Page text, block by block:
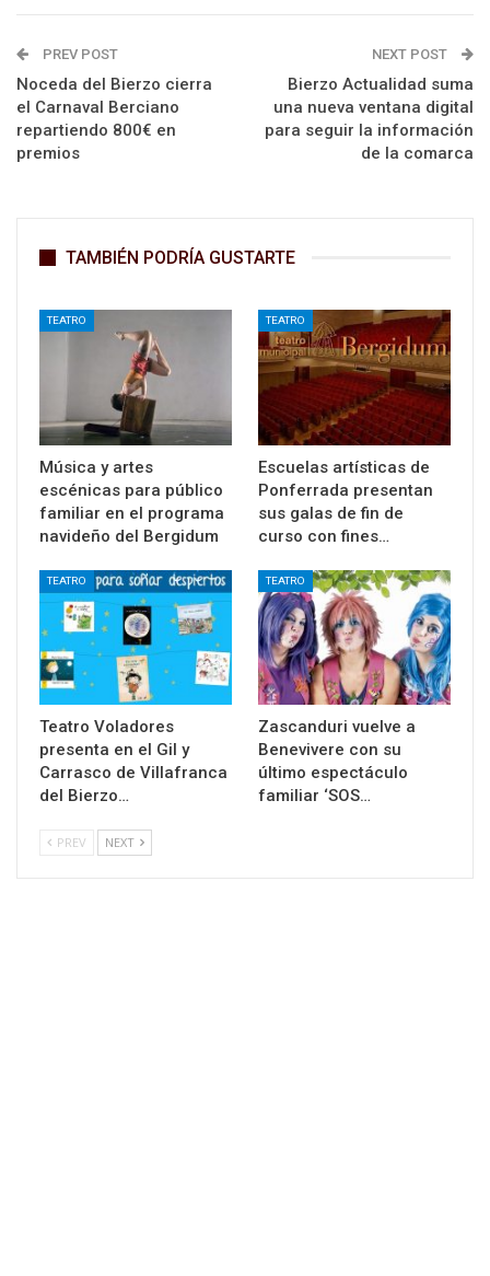
PREV POST
Noceda del Bierzo cierra
el Carnaval Berciano
repartiendo 800€ en
premios
NEXT POST
Bierzo Actualidad suma
una nueva ventana digital
para seguir la información
de la comarca
TAMBIÉN PODRÍA GUSTARTE
TEATRO
Música y artes
escénicas para público
familiar en el programa
navideño del Bergidum
TEATRO
Escuelas artísticas de
Ponferrada presentan
sus galas de fin de
curso con fines…
TEATRO
Teatro Voladores
presenta en el Gil y
Carrasco de Villafranca
del Bierzo…
TEATRO
Zascanduri vuelve a
Benevivere con su
último espectáculo
familiar ‘SOS…
PREV NEXT